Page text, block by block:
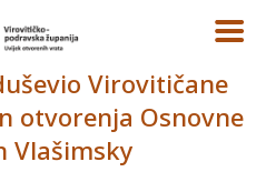
Virovitičane
otvorenja Osnovne
Vlašimsky